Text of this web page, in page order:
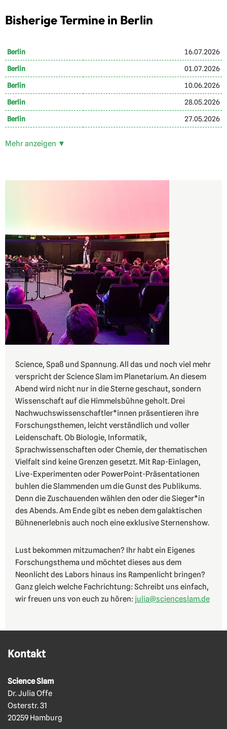
Science, Spaß und Spannung. All das und noch viel mehr
verspricht der Science Slam im Planetarium. An diesem
Abend wird nicht nur in die Sterne geschaut, sondern
Wissenschaft auf die Himmelsbühne geholt. Drei
Nachwuchswissenschaftler*innen präsentieren ihre
Forschungsthemen, leicht verständlich und voller
Leidenschaft. Ob Biologie, Informatik,
Sprachwissenschaften oder Chemie, der thematischen
Vielfalt sind keine Grenzen gesetzt. Mit Rap-Einlagen,
Live-Experimenten oder PowerPoint-Präsentationen
buhlen die Slammenden um die Gunst des Publikums.
Denn die Zuschauenden wählen den oder die Sieger*in
des Abends. Am Ende gibt es neben dem galaktischen
Bühnenerlebnis auch noch eine exklusive Sternenshow.
Lust bekommen mitzumachen? Ihr habt ein Eigenes
Forschungsthema und möchtet dieses aus dem
Neonlicht des Labors hinaus ins Rampenlicht bringen?
Ganz gleich welche Fachrichtung: Schreibt uns einfach,
wir freuen uns von euch zu hören: julia@scienceslam.de
Bisherige Termine in Berlin
Berlin 16.07.2026
Berlin 01.07.2026
Berlin 10.06.2026
Berlin 28.05.2026
Berlin 27.05.2026
Mehr anzeigen ▼
Kontakt
Science Slam
Dr. Julia Offe
Osterstr. 31
20259 Hamburg